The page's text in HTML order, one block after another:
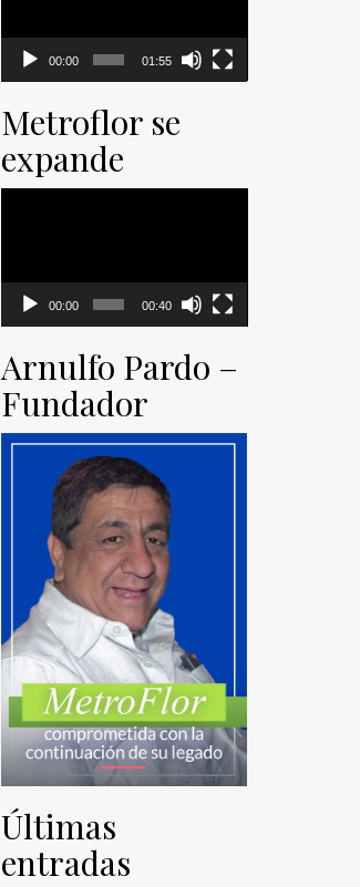
00:00 01:55
Metroflor se
expande
00:00 00:40
Arnulfo Pardo –
Fundador
Últimas
entradas